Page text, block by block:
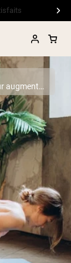
et plus
Vente
Top 12 des exercices d'endurance musculaire pour augmenter la force et l'endurance